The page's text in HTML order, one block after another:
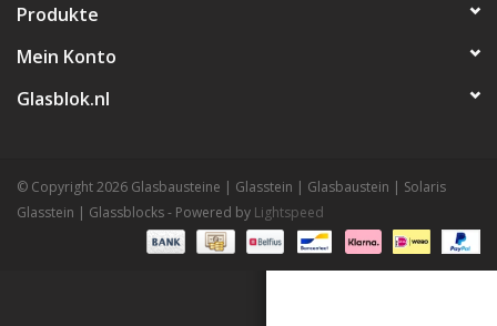
Produkte
Mein Konto
Glasblok.nl
© Copyright 2026 Glasbausteine | Glasstein | Glasbaustein | Solaris
Glasstein | Glassblocks - Powered by Lightspeed